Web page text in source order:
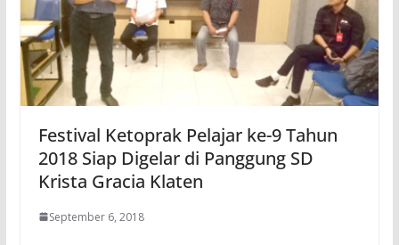
Festival Ketoprak Pelajar ke-9 Tahun
2018 Siap Digelar di Panggung SD
Krista Gracia Klaten
September 6, 2018